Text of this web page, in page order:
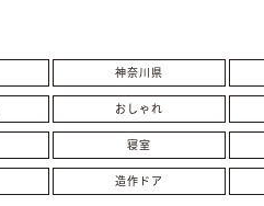
神奈川県
おしゃれ
寝室
造作ドア